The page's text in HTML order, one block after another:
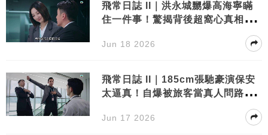
飛常日誌 II｜洪永城嬲爆高海寧瞞
住一件事！驚揭背後超窩心真相冧
Jun 18 2026
飛常日誌 II｜185cm張馳豪演保安
太逼真！自爆被旅客當真人問路勁
Jun 17 2026